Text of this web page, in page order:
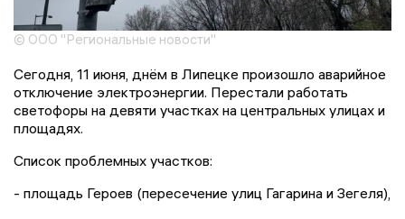
© ООО "Региональные новости"
Сегодня, 11 июня, днём в Липецке произошло аварийное
отключение электроэнергии. Перестали работать
светофоры на девяти участках на центральных улицах и
площадях.
Список проблемных участков:
- площадь Героев (пересечение улиц Гагарина и Зегеля),